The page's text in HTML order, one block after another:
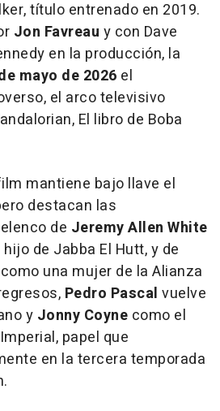
título entrenado en 2019.
Jon Favreau y con Dave
en la producción, la
mayo de 2026 el
el arco televisivo
El libro de Boba
mantiene bajo llave el
destacan las
de Jeremy Allen White
de Jabba El Hutt, y de
como una mujer de la Alianza
Pedro Pascal vuelve
y Jonny Coyne como el
papel que
en la tercera temporada